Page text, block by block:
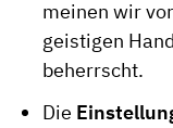
meinen wir
geistigen
beherrscht.
Die